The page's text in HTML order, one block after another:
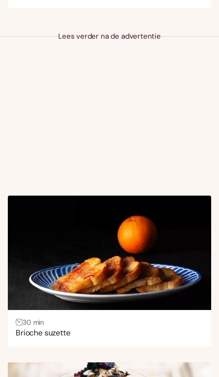
Lees verder na de advertentie
30 min
Brioche suzette